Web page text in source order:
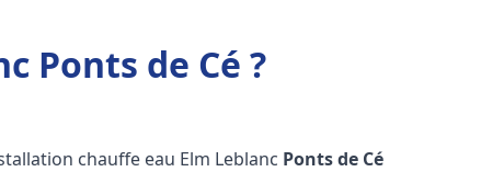
Ponts de Cé ?
chauffe eau Elm Leblanc Ponts de Cé